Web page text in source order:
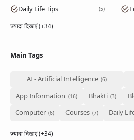
Daily Life Tips 5
ज़्यादा दिखाएं (+34)
Main Tags
AI - Artificial Intelligence
App Information
Bhakti
Computer
Courses Daily
ज़्यादा दिखाएं (+34)